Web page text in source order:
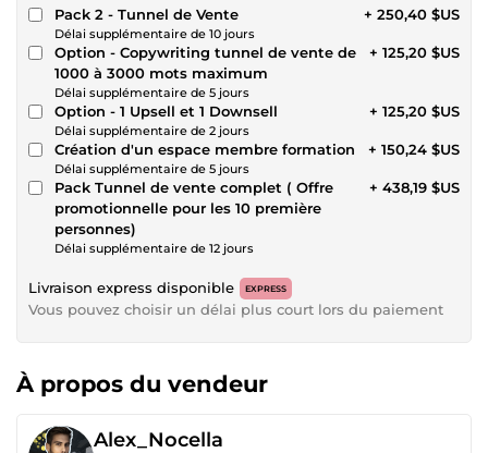
Pack 2 - Tunnel de Vente
Délai supplémentaire de 10 jours
+ 250,40 $US
Option - Copywriting tunnel de vente de
1000 à 3000 mots maximum
Délai supplémentaire de 5 jours
+ 125,20 $US
Option - 1 Upsell et 1 Downsell
Délai supplémentaire de 2 jours
+ 125,20 $US
Création d'un espace membre formation
Délai supplémentaire de 5 jours
+ 150,24 $US
Pack Tunnel de vente complet ( Offre
promotionnelle pour les 10 première
personnes)
Délai supplémentaire de 12 jours
+ 438,19 $US
Livraison express disponible EXPRESS
Vous pouvez choisir un délai plus court lors du paiement
À propos du vendeur
Alex_Nocella